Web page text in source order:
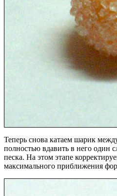
Теперь снова катаем шарик
полностью вдавить в него один
песка. На этом этапе
максимального приближения